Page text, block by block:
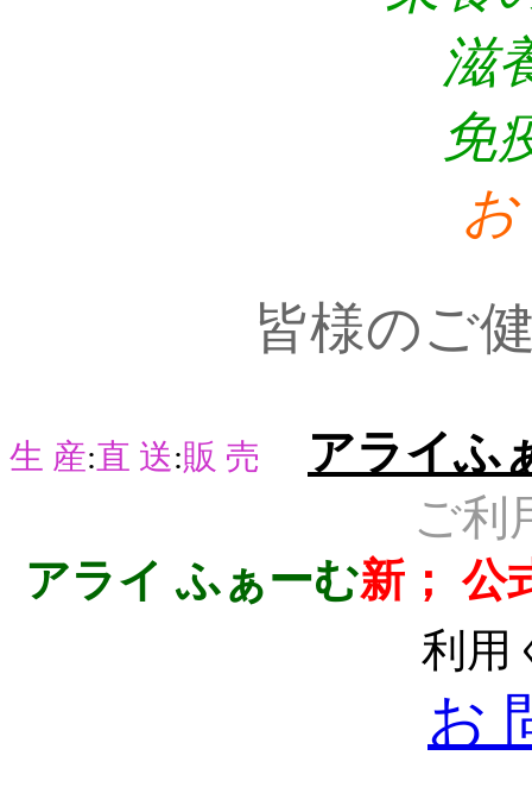
滋
免
皆様のご
生 産:直 送:販 売
アライふ
ご利
アライ ふぁーむ新； 公
利用
お